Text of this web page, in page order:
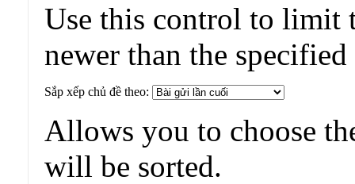
Use this control to limit
newer than the
Sắp xếp chủ đề theo:
Allows you to choose
will be sorted.